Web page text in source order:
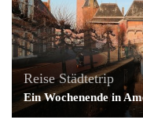
Reise Städtetrip
Ein Wochenende in